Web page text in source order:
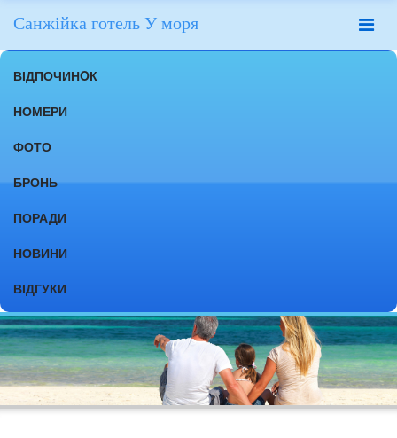
Санжійка готель У моря
ВІДПОЧИНOК
НОМЕРИ
ФОТО
БРОНЬ
ПОРАДИ
НОВИНИ
ВІДГУКИ